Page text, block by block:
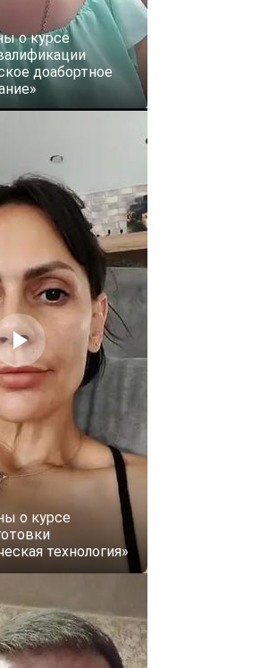
о курсе
доабортное
о курсе
технология»
через любой удобный мессенджер!
WhatsApp